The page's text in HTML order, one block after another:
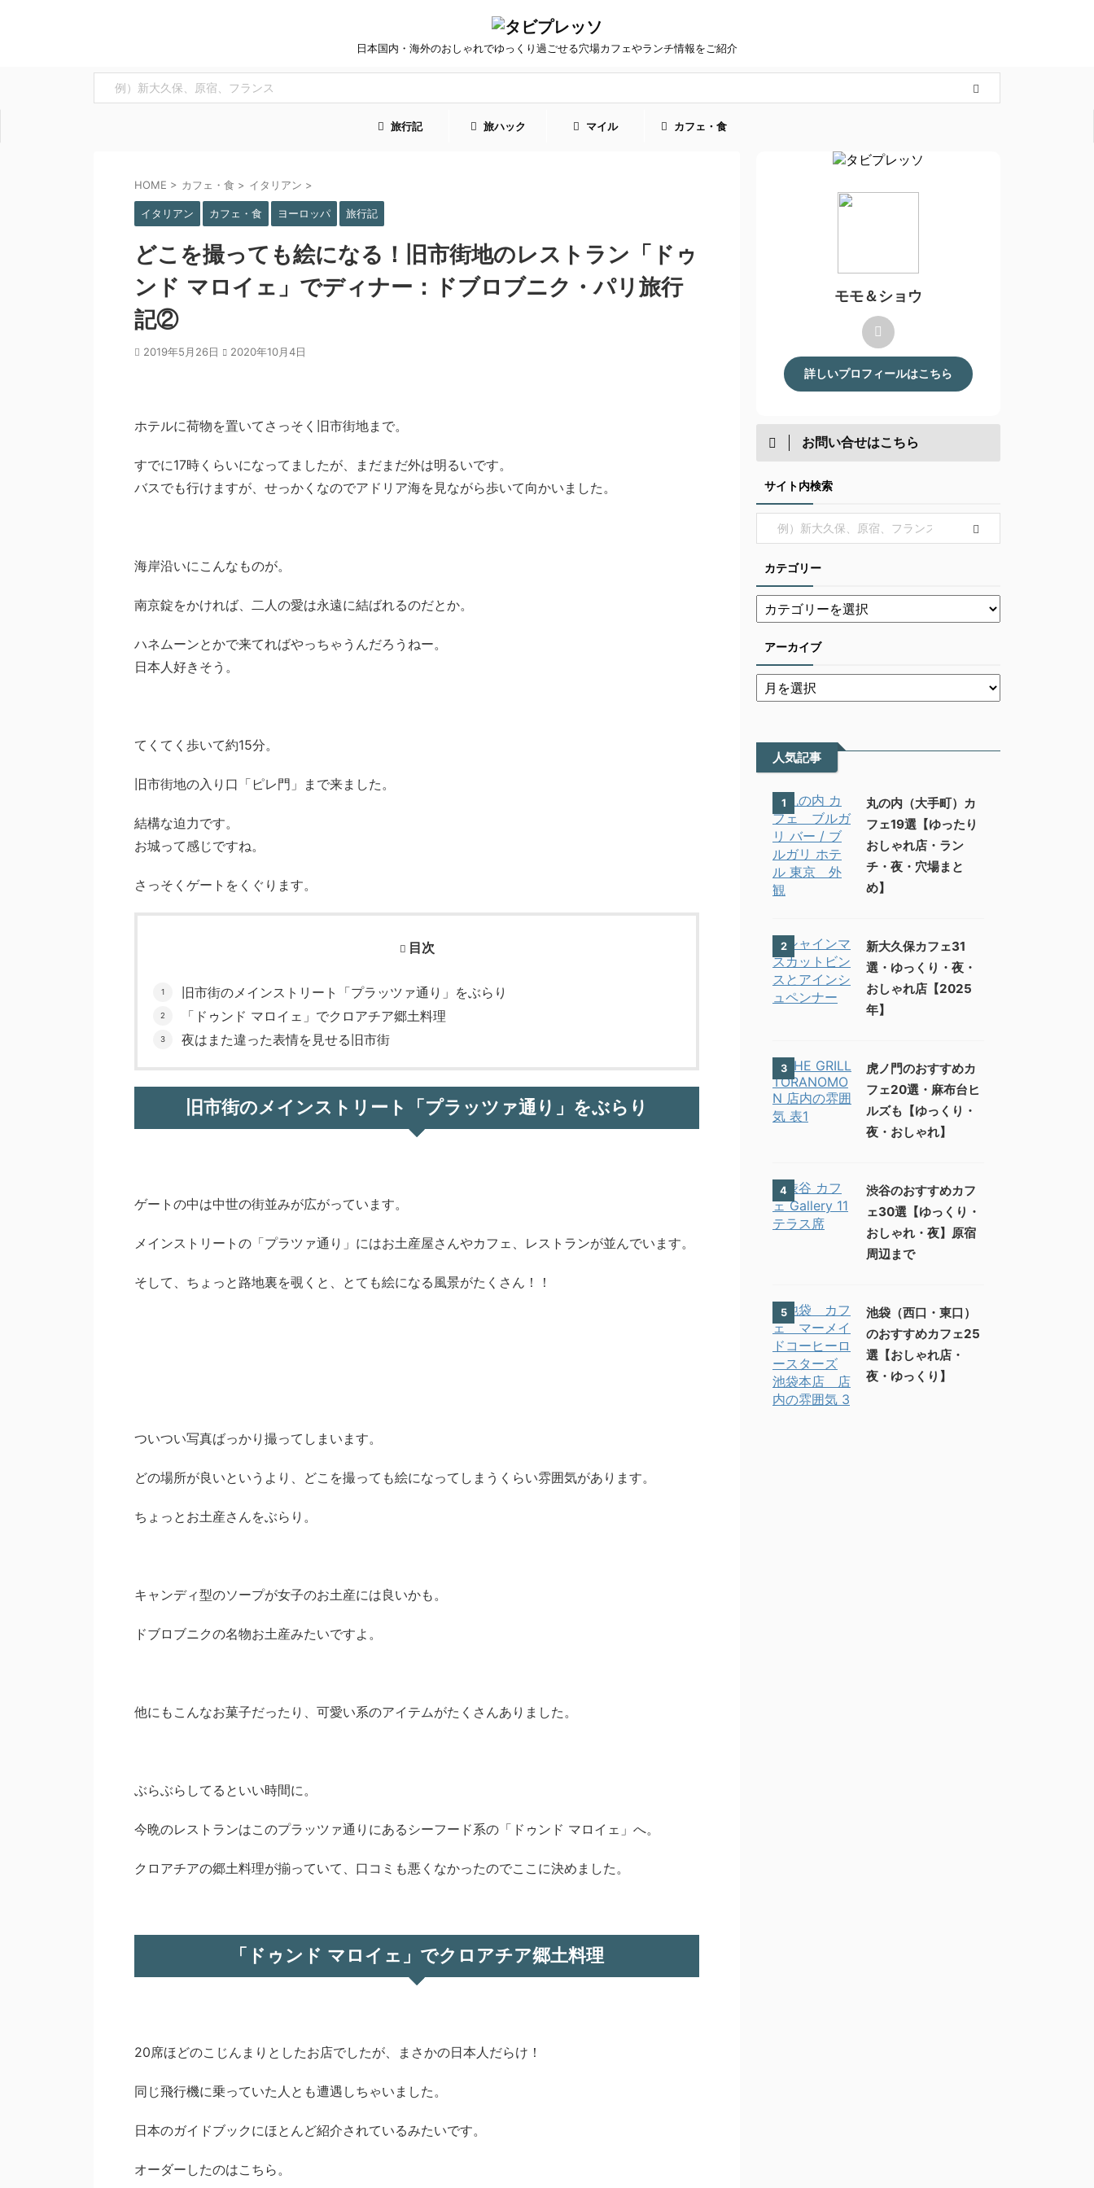
日本国内・海外のおしゃれでゆっくり過ごせる穴場カフェやランチ情報をご紹介
旅行記 旅ハック マイル カフェ・食
HOME > カフェ・食 > イタリアン >
イタリアン カフェ・食 ヨーロッパ 旅行記
どこを撮っても絵になる！旧市街地のレストラン「ドゥ
ンド マロイェ」でディナー：ドブロブニク・パリ旅行
記②
2019年5月26日 2020年10月4日
ホテルに荷物を置いてさっそく旧市街地まで。
すでに17時くらいになってましたが、まだまだ外は明るいです。
バスでも行けますが、せっかくなのでアドリア海を見ながら歩いて向かいました。
海岸沿いにこんなものが。
南京錠をかければ、二人の愛は永遠に結ばれるのだとか。
ハネムーンとかで来てればやっちゃうんだろうねー。
日本人好きそう。
てくてく歩いて約15分。
旧市街地の入り口「ピレ門」まで来ました。
結構な迫力です。
お城って感じですね。
さっそくゲートをくぐります。
目次
旧市街のメインストリート「プラッツァ通り」をぶらり
「ドゥンド マロイェ」でクロアチア郷土料理
夜はまた違った表情を見せる旧市街
旧市街のメインストリート「プラッツァ通り」をぶらり
ゲートの中は中世の街並みが広がっています。
メインストリートの「プラツァ通り」にはお土産屋さんやカフェ、レストランが並んでいます。
そして、ちょっと路地裏を覗くと、とても絵になる風景がたくさん！！
ついつい写真ばっかり撮ってしまいます。
どの場所が良いというより、どこを撮っても絵になってしまうくらい雰囲気があります。
ちょっとお土産さんをぶらり。
キャンディ型のソープが女子のお土産には良いかも。
ドブロブニクの名物お土産みたいですよ。
他にもこんなお菓子だったり、可愛い系のアイテムがたくさんありました。
ぶらぶらしてるといい時間に。
今晩のレストランはこのプラッツァ通りにあるシーフード系の「ドゥンド マロイェ」へ。
クロアチアの郷土料理が揃っていて、口コミも悪くなかったのでここに決めました。
「ドゥンド マロイェ」でクロアチア郷土料理
20席ほどのこじんまりとしたお店でしたが、まさかの日本人だらけ！
同じ飛行機に乗っていた人とも遭遇しちゃいました。
日本のガイドブックにほとんど紹介されているみたいです。
オーダーしたのはこちら。
モモ＆ショウ
詳しいプロフィールはこちら
お問い合せはこちら
サイト内検索
カテゴリー
アーカイブ
人気記事
1
丸の内（大手町）カ
フェ19選【ゆったり
おしゃれ店・ラン
チ・夜・穴場まと
め】
2
新大久保カフェ31
選・ゆっくり・夜・
おしゃれ店【2025
年】
3
虎ノ門のおすすめカ
フェ20選・麻布台ヒ
ルズも【ゆっくり・
夜・おしゃれ】
4
渋谷のおすすめカフ
ェ30選【ゆっくり・
おしゃれ・夜】原宿
周辺まで
5
池袋（西口・東口）
のおすすめカフェ25
選【おしゃれ店・
夜・ゆっくり】